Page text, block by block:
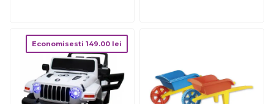
Economisesti 149.00 lei